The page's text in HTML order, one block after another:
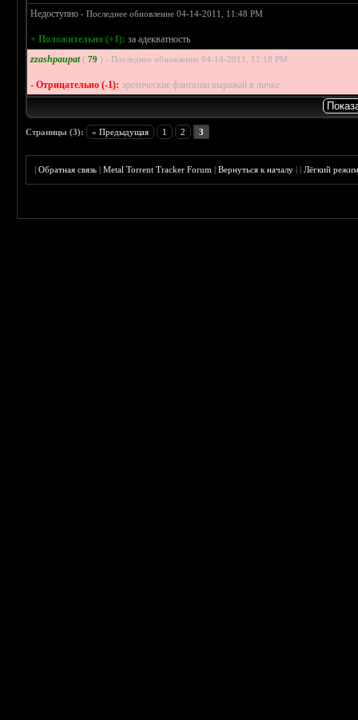
Недоступно- Последнее обновление 04-14-2011, 11:48 PM
+ Положительно (+1): за адекватность
zzashpaupat ( 79 ) - Последнее обновление 04-14-2011, 11:18 PM
- Отрицательно (-1): эротические фантазии выражай в личке
Страницы (3): « Предыдущая 1 2 3
|Обратная связь |Metal Torrent Tracker Forum |Вернуться к началу ||Лёгкий